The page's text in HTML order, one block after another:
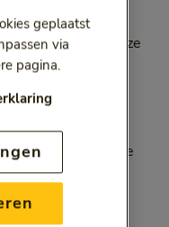
u Bewuste
of Bewuste Keuze
tot 1 jaar na het
of Bewuste Keuze
kunt u de
niet bij elkaar
1 keer
geplaatst
via
pagina.